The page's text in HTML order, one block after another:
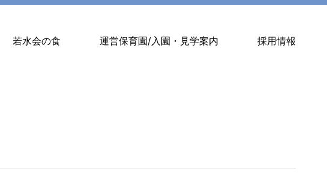
若水会の食 運営保育園/入園・見学案内 採用情報